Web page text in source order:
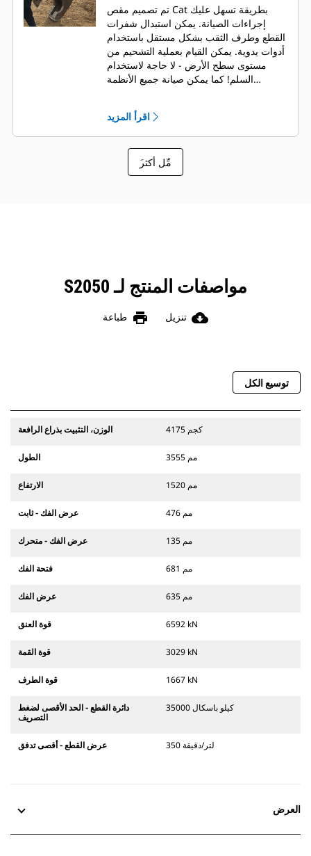
تم تصميم مقص Cat بطريقة تسهل عليك
إجراءات الصيانة. يمكن استبدال شفرات
القطع وطرف الثقب بشكل مستقل باستخدام
أدوات يدوية. يمكن القيام بعملية التشحيم من
مستوى سطح الأرض - لا حاجة لاستخدام
السلم! كما يمكن صيانة جميع الأنظمة
وهذا يعني تقليل وقت الصيانة وزيادة وقت
العمل.
اقرأ المزيد
َمِّل أكثر
مواصفات المنتج لـ S2050
cloud_download تنزيل print طباعة
توسيع الكل
الوزن، التثبيت بذراع الرافعة 4175 كجم
الطول 3555 مم
الارتفاع 1520 مم
عرض الفك - ثابت 476 مم
عرض الفك - متحرك 135 مم
فتحة الفك 681 مم
عرض الفك 635 مم
قوة العنق 6592 kN
قوة القمة 3029 kN
قوة الطرف 1667 kN
دائرة القطع - الحد الأقصى لضغط
التصريف
35000 كيلو باسكال
عرض القطع - أقصى تدفق 350 لتر/دقيقة
العرض